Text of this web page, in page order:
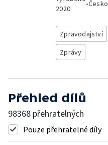
2020
•Česko
Zpravodajství
Zprávy
Přehled dílů
98368 přehratelných
Pouze přehratelné díly